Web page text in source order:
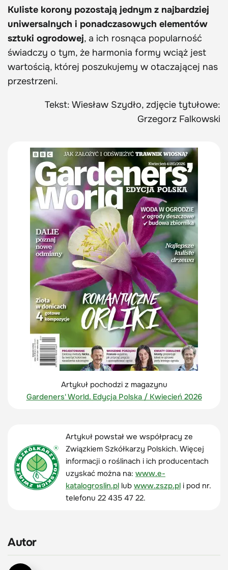
Kuliste korony pozostają jednym z najbardziej
uniwersalnych i ponadczasowych elementów
sztuki ogrodowej, a ich rosnąca popularność
świadczy o tym, że harmonia formy wciąż jest
wartością, której poszukujemy w otaczającej nas
przestrzeni.
Tekst: Wiesław Szydło, zdjęcie tytułowe:
Grzegorz Falkowski
Artykuł pochodzi z magazynu
Gardeners' World. Edycja Polska / Kwiecień 2026
Artykuł powstał we współpracy ze
Związkiem Szkółkarzy Polskich. Więcej
informacji o roślinach i ich producentach
uzyskać można na: www.e-
katalogroslin.pl lub www.zszp.pl i pod nr.
telefonu 22 435 47 22.
Autor